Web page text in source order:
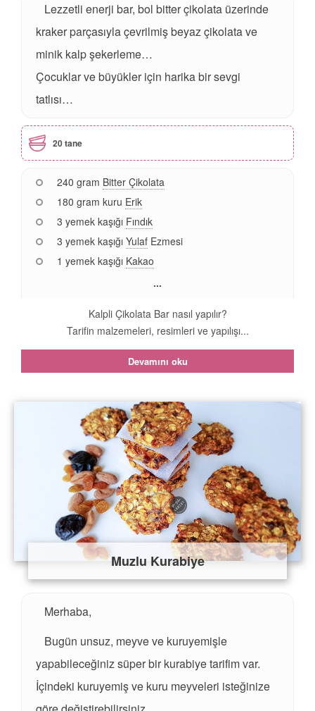
Lezzetli enerji bar, bol bitter çikolata üzerinde
kraker parçasıyla çevrilmiş beyaz çikolata ve
minik kalp şekerleme…
Çocuklar ve büyükler için harika bir sevgi
tatlısı…
20 tane
240 gram Bitter Çikolata
180 gram kuru Erik
3 yemek kaşığı Fındık
3 yemek kaşığı Yulaf Ezmesi
1 yemek kaşığı Kakao
...
Kalpli Çikolata Bar nasıl yapılır?
Tarifin malzemeleri, resimleri ve yapılışı...
Devamını oku
Muzlu Kurabiye
Merhaba,
Bugün unsuz, meyve ve kuruyemişle
yapabileceğiniz süper bir kurabiye tarifim var.
İçindeki kuruyemiş ve kuru meyveleri isteğinize